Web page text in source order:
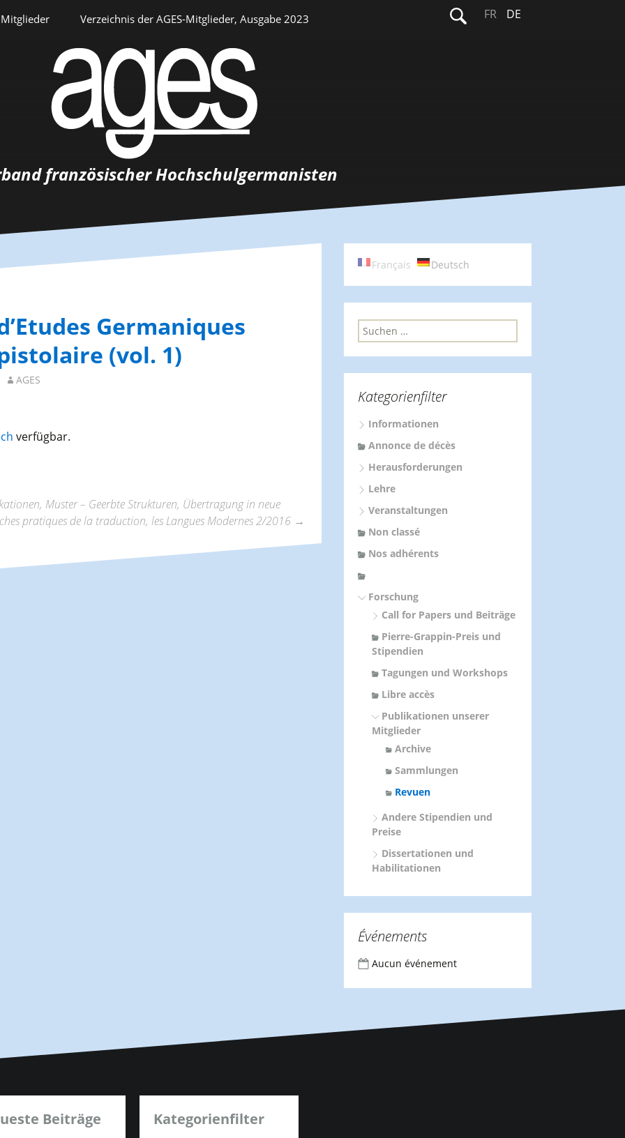
Auswahlverfahren
Mitglieder
Persönlicher Bereich
Verzeichnis der AGES-Mitglieder, Ausgabe 2023
Suchen
nach:
FR DE
französischer Hochschulgermanisten
Germaniques
(vol. 1)
AGES
verfügbar.
Muster – Geerbte Strukturen, Übertragung in neue
pratiques de la traduction, les Langues Modernes 2/2016 →
Français Deutsch
S
u
n
a
c
:
Kategorienfilter
Informationen
Annonce de décès
Herausforderungen
Lehre
Veranstaltungen
Non classé
Nos adhérents
Forschung
Call for Papers und Beiträge
Pierre-Grappin-Preis und
Stipendien
Tagungen und Workshops
Libre accès
Publikationen unserer
Mitglieder
Archive
Sammlungen
Revuen
Andere Stipendien und
Preise
Dissertationen und
Habilitationen
Événements
Aucun événement
Beiträge Kategorienfilter